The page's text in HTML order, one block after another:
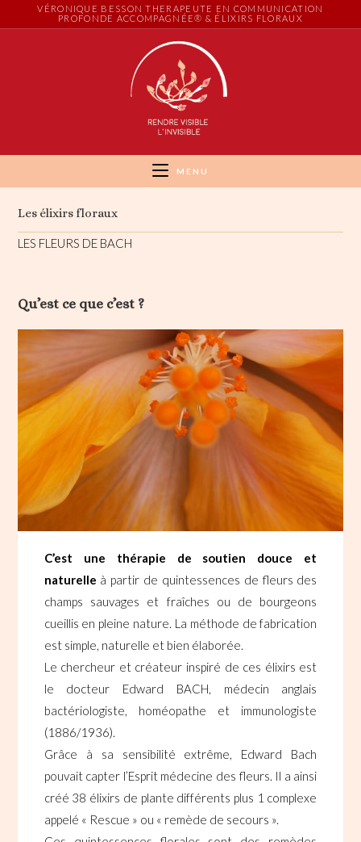
to
VÉRONIQUE BESSON THERAPEUTE EN COMMUNICATION
PROFONDE ACCOMPAGNÉE® & ÉLIXIRS FLORAUX
MENU
Les élixirs floraux
LES FLEURS DE BACH
Qu’est ce que c’est ?
C’est une thérapie de soutien douce et
naturelle à partir de quintessences de fleurs des
champs sauvages et fraîches ou de bourgeons
cueillis en pleine nature. La méthode de fabrication
est simple, naturelle et bien élaborée.
Le chercheur et créateur inspiré de ces élixirs est
le docteur Edward BACH, médecin anglais
bactériologiste, homéopathe et immunologiste
(1886/1936).
Grâce à sa sensibilité extrême, Edward Bach
pouvait capter l’Esprit médecine des fleurs. Il a ainsi
créé 38 élixirs de plante différents plus 1 complexe
appelé « Rescue » ou « remède de secours ».